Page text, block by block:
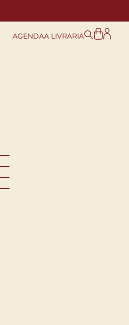
AGENDAA LIVRARIA